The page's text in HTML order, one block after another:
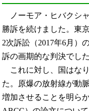
ノーモア・ヒバクシ
勝訴を続けました。東
2次訴訟（2017年6月）
訴の画期的な判決でした
これに対し、国はな
た。原爆の放射線が動
増加させることを明ら